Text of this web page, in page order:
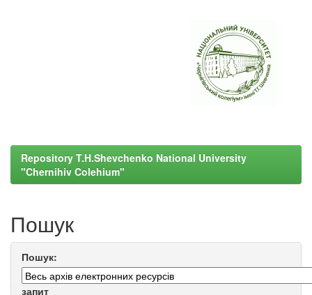
Repository T.H.Shevchenko National University
"Chernihiv Colehium"
Пошук
Пошук:
запит